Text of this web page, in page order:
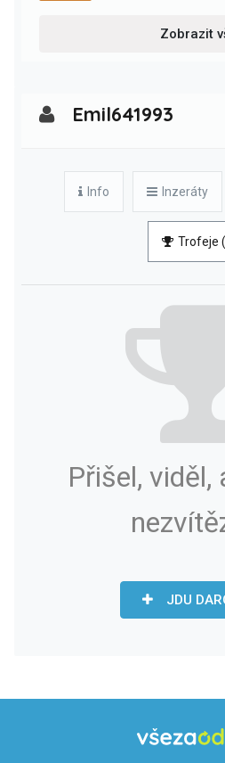
Zobrazit
Emil641993
Info Inzeráty
Trofeje
Přišel, viděl,
JDU